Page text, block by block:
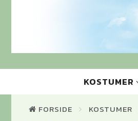
KOSTUMER
FORSIDE KOSTUMER